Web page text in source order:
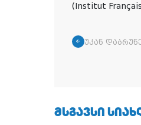
(Institut
უკან
ᲛᲡᲒᲐᲕᲡᲘ